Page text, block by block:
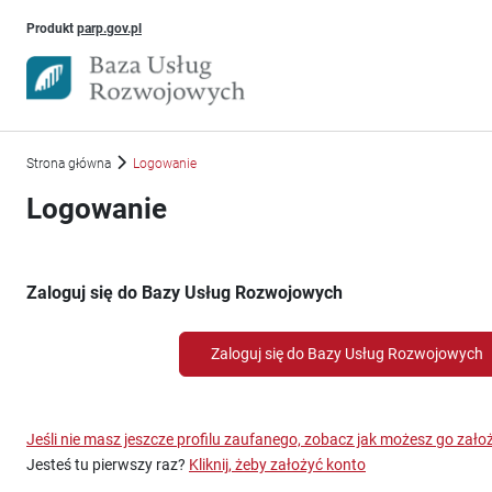
Produkt parp.gov.plUwaga, link otworzy się w nowym oknie
Strona główna Logowanie
Logowanie
Zaloguj się do Bazy Usług Rozwojowych
Zaloguj się do Bazy Usług Rozwojowych
Jeśli nie masz jeszcze profilu zaufanego, zobacz jak możesz go
Jesteś tu pierwszy raz? Kliknij, żeby założyć konto